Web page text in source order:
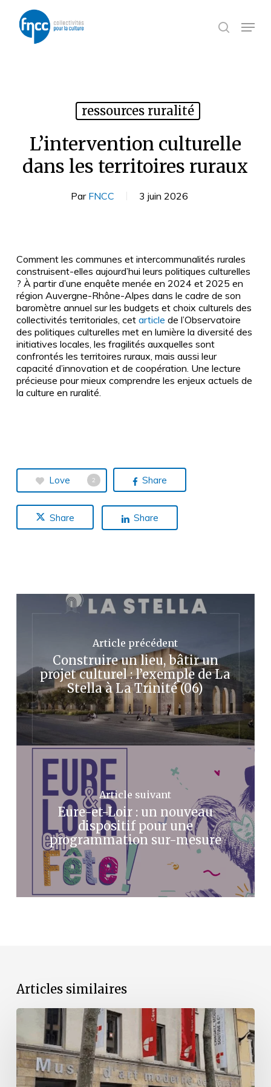
main
content
search
Menu
ressources ruralité
L’intervention culturelle
dans les territoires ruraux
Par FNCC 3 juin 2026
Comment les communes et intercommunalités rurales
construisent-elles aujourd’hui leurs politiques culturelles
? À partir d’une enquête menée en 2024 et 2025 en
région Auvergne-Rhône-Alpes dans le cadre de son
baromètre annuel sur les budgets et choix culturels des
collectivités territoriales, cet article de l’Observatoire
des politiques culturelles met en lumière la diversité des
initiatives locales, les fragilités auxquelles sont
confrontés les territoires ruraux, mais aussi leur
capacité d’innovation et de coopération. Une lecture
précieuse pour mieux comprendre les enjeux actuels de
la culture en ruralité.
Love 2 Share
Share Share
Article précédent
Construire un lieu, bâtir un
projet culturel : l’exemple de La
Stella à La Trinité (06)
Article suivant
Eure-et-Loir : un nouveau
dispositif pour une
programmation sur-mesure
Articles similaires
Publication
guide
des
musées
ruraux
Panneau de gestion des cookies